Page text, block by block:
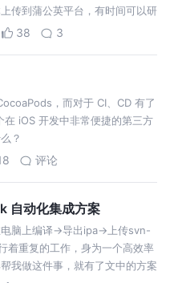
传到蒲公英平台，有时间可以研
以进行分发测试了。同理…
38 3
，而对于 CI、CD 有了
iOS 开发中非常便捷的第三方
？
评论
自动化集成方案
脑上编译->导出ipa->上传svn-
着重复的工作，身为一个高效率
我做这件事，就有了文中的方案